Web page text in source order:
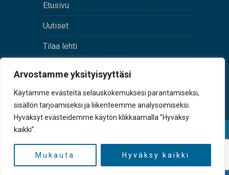
Arvostamme yksityisyyttäsi
Käytämme evästeitä selauskokemuksesi parantamiseksi,
sisällön tarjoamiseksi ja liikenteemme analysoimiseksi.
Hyväksyt evästeidemme käytön klikkaamalla ”Hyväksy
kaikki”.
Mukauta Hyväksy kaikki
Etusivu
Uutiset
Tilaa lehti
tunnus 0167229-8
TAKAISIN YLÖS